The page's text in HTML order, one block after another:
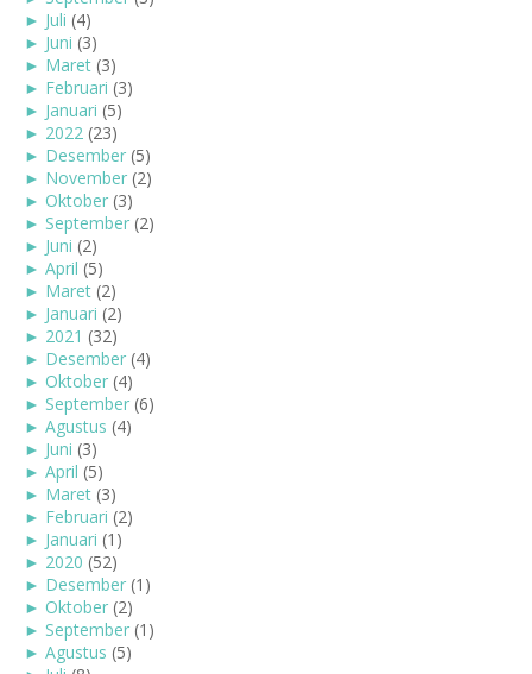
► Juli (4)
► Juni (3)
► Maret (3)
► Februari (3)
► Januari (5)
► 2022 (23)
► Desember (5)
► November (2)
► Oktober (3)
► September (2)
► Juni (2)
► April (5)
► Maret (2)
► Januari (2)
► 2021 (32)
► Desember (4)
► Oktober (4)
► September (6)
► Agustus (4)
► Juni (3)
► April (5)
► Maret (3)
► Februari (2)
► Januari (1)
► 2020 (52)
► Desember (1)
► Oktober (2)
► September (1)
► Agustus (5)